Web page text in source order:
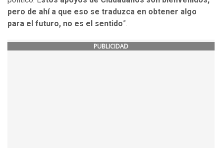
pero de ahí a que eso se traduzca en obtener algo
para el futuro, no es el sentido”.
PUBLICIDAD